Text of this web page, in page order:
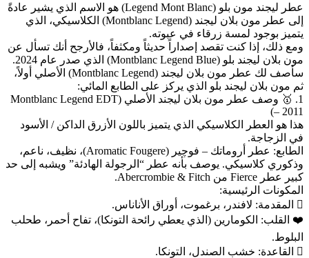
عطر ليجند مون بلو (Legend Mont Blanc) هو الاسم الذي يشير عادةً
إلى عطر مون بلان ليجند (Montblanc Legend) الكلاسيكي، الذي
يتميز بوجود لمسة زرقاء في عبوته.
ومع ذلك، إذا كنت تقصد إصداراً حديثاً ومكثفاً، فالأرجح أنك تسأل عن
مون بلان ليجند بلو (Montblanc Legend Blue) الذي صدر عام 2024.
سأصف لك عطر مون بلان ليجند (Montblanc Legend) الأصلي أولاً،
ثم مون بلان ليجند بلو الذي يركز على الطابع المائي:
1. 🥇 وصف عطر مون بلان ليجند الأصلي (Montblanc Legend EDT
– 2011)
هذا هو العطر الكلاسيكي الذي يتميز باللون الأزرق الداكن / الأسود
في الزجاجة.
الطابع: عطر أروماتك – فوچير (Aromatic Fougere)، نظيف، ناعم،
وذكوري كلاسيكي. يوصف بأنه عطر “الرجولة الهادئة” ويشبه إلى حد
كبير عطر Fierce من Abercrombie & Fitch.
المكونات الرئيسية:
🫆 المقدمة: لافندر، برغموت، أوراق الأناناس.
❤️ القلب: الكومارين (الذي يعطي رائحة التونكا)، تفاح أحمر، طحلب
البلوط.
🫆 القاعدة: خشب الصندل، التونكا.